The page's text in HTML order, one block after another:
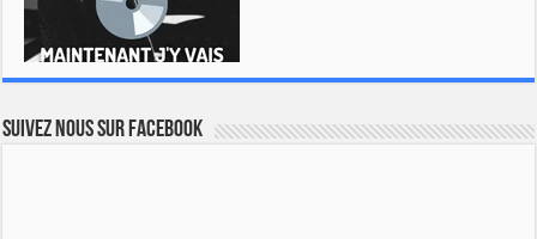
Suivez nous sur Facebook